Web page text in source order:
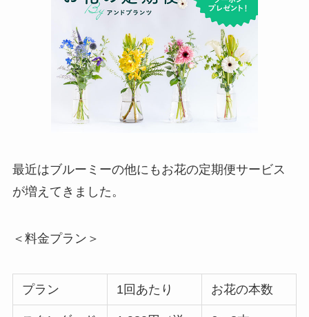
最近はブルーミーの他にもお花の定期便サービス
が増えてきました。
＜料金プラン＞
プラン 1回あたり お花の本数